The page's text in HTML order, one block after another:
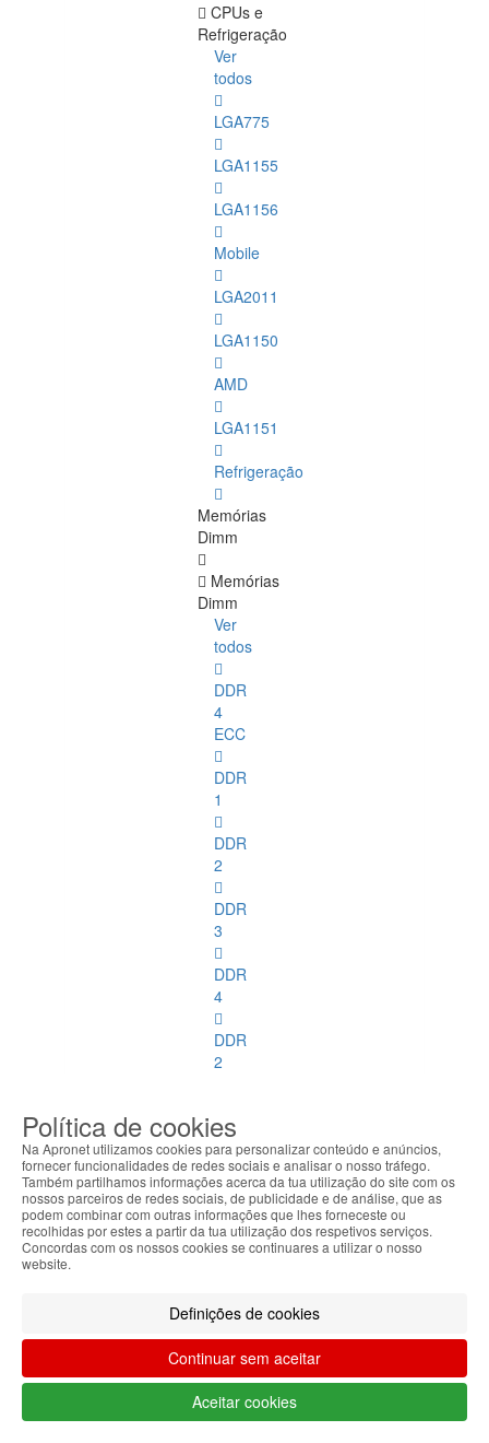
CPUs e
Refrigeração
Ver
todos
LGA775
LGA1155
LGA1156
Mobile
LGA2011
LGA1150
AMD
LGA1151
Refrigeração
Memórias
Dimm
Memórias
Dimm
Ver
todos
DDR
4
ECC
DDR
1
DDR
2
DDR
3
DDR
4
DDR
2
DDR
3
ECC
Memórias
SoDimm
SoDimm
Ver
todos
DDR1
Política de cookies
Na Apronet utilizamos cookies para personalizar conteúdo e anúncios,
fornecer funcionalidades de redes sociais e analisar o nosso tráfego.
Também partilhamos informações acerca da tua utilização do site com os
nossos parceiros de redes sociais, de publicidade e de análise, que as
podem combinar com outras informações que lhes forneceste ou
recolhidas por estes a partir da tua utilização dos respetivos serviços.
Concordas com os nossos cookies se continuares a utilizar o nosso
website.
Definições de cookies
Continuar sem aceitar
Aceitar cookies